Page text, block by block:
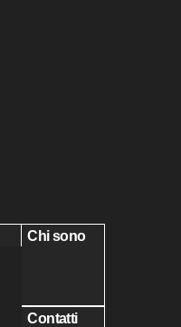
Chi sono
Contatti